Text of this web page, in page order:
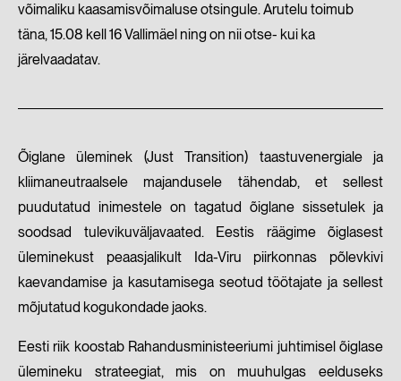
võimaliku kaasamisvõimaluse otsingule. Arutelu toimub
täna, 15.08 kell 16 Vallimäel ning on nii otse- kui ka
järelvaadatav.
Õiglane üleminek (Just Transition) taastuvenergiale ja
kliimaneutraalsele majandusele tähendab, et sellest
puudutatud inimestele on tagatud õiglane sissetulek ja
soodsad tulevikuväljavaated. Eestis räägime õiglasest
üleminekust peaasjalikult Ida-Viru piirkonnas põlevkivi
kaevandamise ja kasutamisega seotud töötajate ja sellest
mõjutatud kogukondade jaoks.
Eesti riik koostab Rahandusministeeriumi juhtimisel õiglase
ülemineku strateegiat, mis on muuhulgas eelduseks